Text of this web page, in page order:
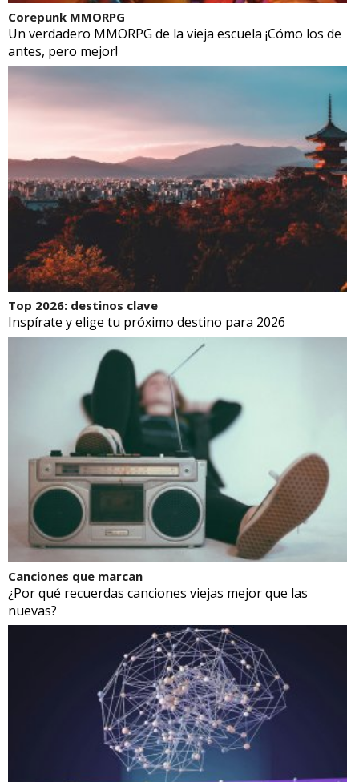
Corepunk MMORPG
Un verdadero MMORPG de la vieja escuela ¡Cómo los de
antes, pero mejor!
Top 2026: destinos clave
Inspírate y elige tu próximo destino para 2026
Canciones que marcan
¿Por qué recuerdas canciones viejas mejor que las
nuevas?